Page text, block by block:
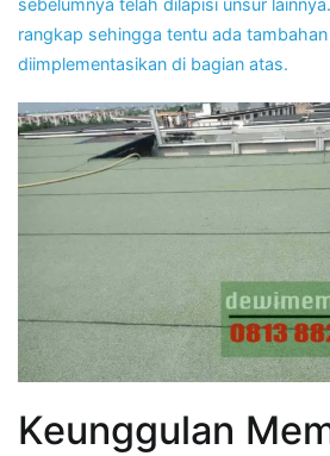
rangkap sehingga tentu ada
diimplementasikan di bagian atas.
Keunggulan